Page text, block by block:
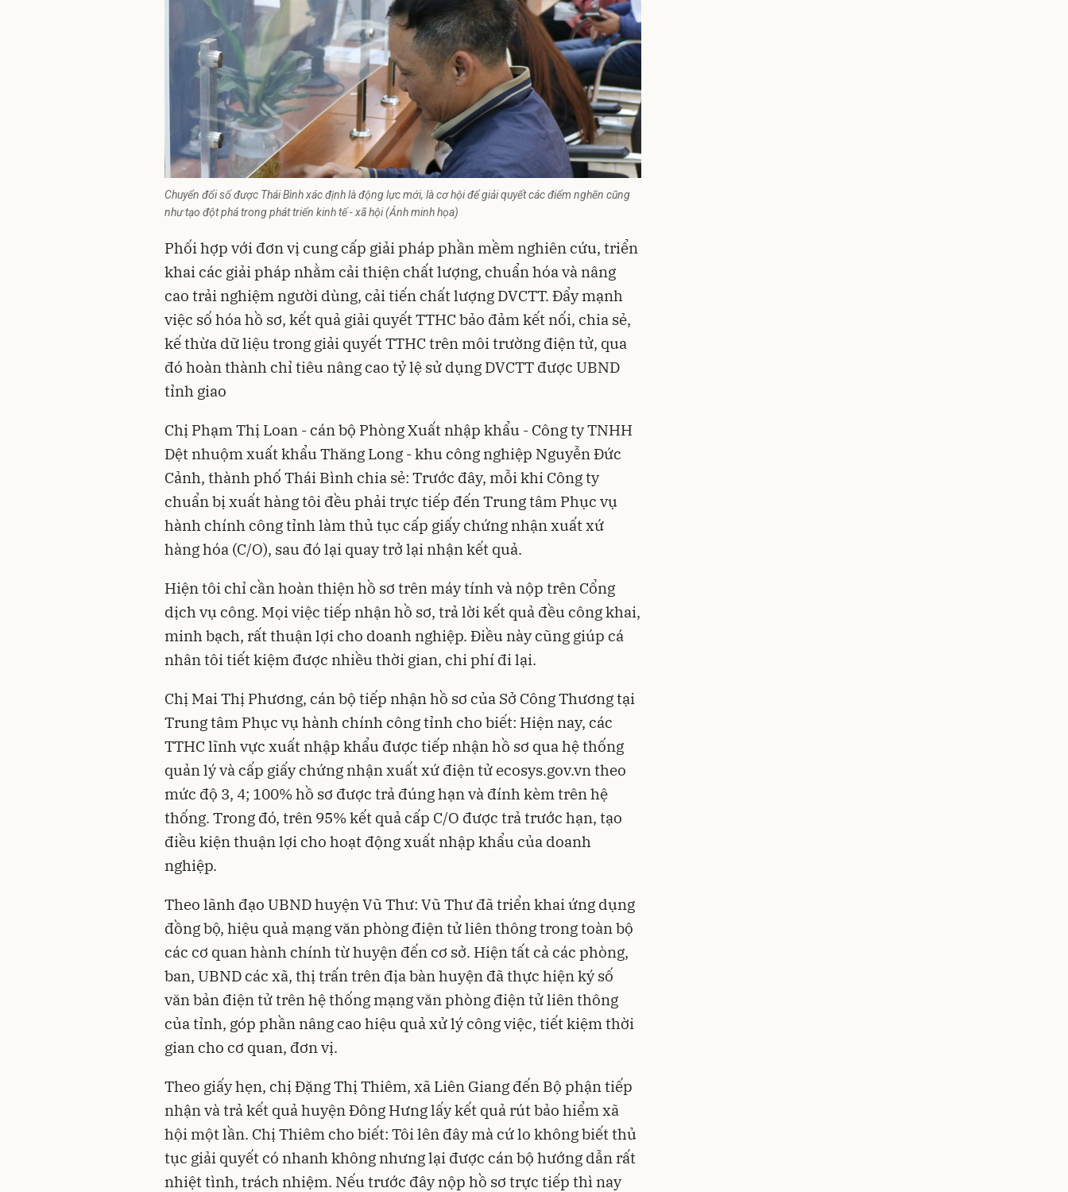
Chuyển đổi số được Thái Bình xác định là động lực mới, là cơ hội để giải quyết các điểm nghẽn cũng
như tạo đột phá trong phát triển kinh tế - xã hội (Ảnh minh họa)
Phối hợp với đơn vị cung cấp giải pháp phần mềm nghiên cứu, triển
khai các giải pháp nhằm cải thiện chất lượng, chuẩn hóa và nâng
cao trải nghiệm người dùng, cải tiến chất lượng DVCTT. Đẩy mạnh
việc số hóa hồ sơ, kết quả giải quyết TTHC bảo đảm kết nối, chia sẻ,
kế thừa dữ liệu trong giải quyết TTHC trên môi trường điện tử, qua
đó hoàn thành chỉ tiêu nâng cao tỷ lệ sử dụng DVCTT được UBND
tỉnh giao
Chị Phạm Thị Loan - cán bộ Phòng Xuất nhập khẩu - Công ty TNHH
Dệt nhuộm xuất khẩu Thăng Long -khu công nghiệp Nguyễn Đức
Cảnh, thành phố Thái Bình chia sẻ: Trước đây, mỗi khi Công ty
chuẩn bị xuất hàng tôi đều phải trực tiếp đến Trung tâm Phục vụ
hành chính công tỉnh làm thủ tục cấp giấy chứng nhận xuất xứ
hàng hóa (C/O), sau đó lại quay trở lại nhận kết quả.
Hiện tôi chỉ cần hoàn thiện hồ sơ trên máy tính và nộp trên Cổng
dịch vụ công. Mọi việc tiếp nhận hồ sơ, trả lời kết quả đều công khai,
minh bạch, rất thuận lợi cho doanh nghiệp. Điều này cũng giúp cá
nhân tôi tiết kiệm được nhiều thời gian, chi phí đi lại.
Chị Mai Thị Phương, cán bộ tiếp nhận hồ sơ của Sở Công Thương tại
Trung tâm Phục vụ hành chính công tỉnh cho biết: Hiện nay, các
TTHC lĩnh vực xuất nhập khẩu được tiếp nhận hồ sơ qua hệ thống
quản lý và cấp giấy chứng nhận xuất xứ điện tử ecosys.gov.vn theo
mức độ 3, 4; 100% hồ sơ được trả đúng hạn và đính kèm trên hệ
thống. Trong đó, trên 95% kết quả cấp C/O được trả trước hạn, tạo
điều kiện thuận lợi cho hoạt động xuất nhập khẩu của doanh
nghiệp.
Theo lãnh đạo UBND huyện Vũ Thư: Vũ Thư đã triển khai ứng dụng
đồng bộ, hiệu quả mạng văn phòng điện tử liên thông trong toàn bộ
các cơ quan hành chính từ huyện đến cơ sở. Hiện tất cả các phòng,
ban, UBND các xã, thị trấn trên địa bàn huyện đã thực hiện ký số
văn bản điện tử trên hệ thống mạng văn phòng điện tử liên thông
của tỉnh, góp phần nâng cao hiệu quả xử lý công việc, tiết kiệm thời
gian cho cơ quan, đơn vị.
Theo giấy hẹn, chị Đặng Thị Thiêm, xã Liên Giang đến Bộ phận tiếp
nhận và trả kết quả huyện Đông Hưng lấy kết quả rút bảo hiểm xã
hội một lần. Chị Thiêm cho biết: Tôi lên đây mà cứ lo không biết thủ
tục giải quyết có nhanh không nhưng lại được cán bộ hướng dẫn rất
nhiệt tình, trách nhiệm. Nếu trước đây nộp hồ sơ trực tiếp thì nay